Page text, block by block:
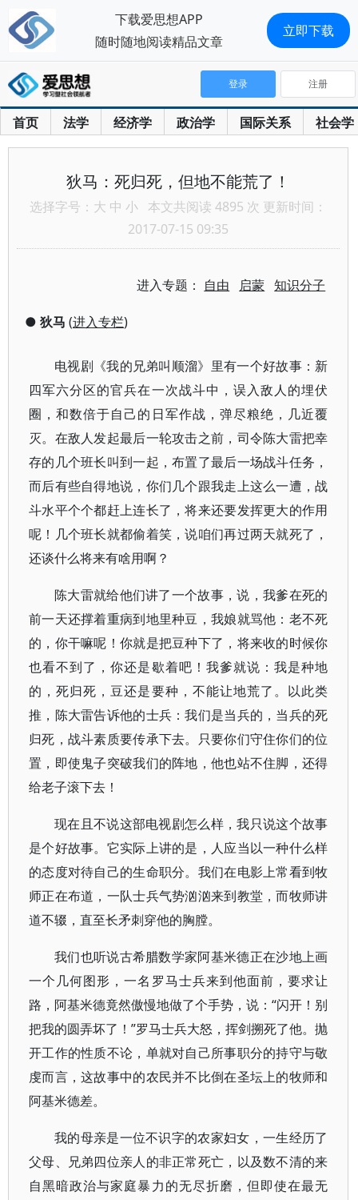
首页 法学 经济学 政治学 国际关系 社会学
登录 注册
狄马：死归死，但地不能荒了！
选择字号： 大 中 小 本文共阅读 4895 次 更新时间：
2017-07-15 09:35
进入专题： 自由 启蒙 知识分子
● 狄马 (进入专栏)
电视剧《我的兄弟叫顺溜》里有一个好故事：新
四军六分区的官兵在一次战斗中，误入敌人的埋伏
圈，和数倍于自己的日军作战，弹尽粮绝，几近覆
灭。在敌人发起最后一轮攻击之前，司令陈大雷把幸
存的几个班长叫到一起，布置了最后一场战斗任务，
而后有些自得地说，你们几个跟我走上这么一遭，战
斗水平个个都赶上连长了，将来还要发挥更大的作用
呢！几个班长就都偷着笑，说咱们再过两天就死了，
还谈什么将来有啥用啊？
陈大雷就给他们讲了一个故事，说，我爹在死的
前一天还撑着重病到地里种豆，我娘就骂他：老不死
的，你干嘛呢！你就是把豆种下了，将来收的时候你
也看不到了，你还是歇着吧！我爹就说：我是种地
的，死归死，豆还是要种，不能让地荒了。以此类
推，陈大雷告诉他的士兵：我们是当兵的，当兵的死
归死，战斗素质要传承下去。只要你们守住你们的位
置，即使鬼子突破我们的阵地，他也站不住脚，还得
给老子滚下去！
现在且不说这部电视剧怎么样，我只说这个故事
是个好故事。它实际上讲的是，人应当以一种什么样
的态度对待自己的生命职分。我们在电影上常看到牧
师正在布道，一队士兵气势汹汹来到教堂，而牧师讲
道不辍，直至长矛刺穿他的胸膛。
我们也听说古希腊数学家阿基米德正在沙地上画
一个几何图形，一名罗马士兵来到他面前，要求让
路，阿基米德竟然傲慢地做了个手势，说：“闪开！别
把我的圆弄坏了！”罗马士兵大怒，挥剑搠死了他。抛
开工作的性质不论，单就对自己所事职分的持守与敬
虔而言，这故事中的农民并不比倒在圣坛上的牧师和
阿基米德差。
我的母亲是一位不识字的农家妇女，一生经历了
父母、兄弟四位亲人的非正常死亡，以及数不清的来
自黑暗政治与家庭暴力的无尽折磨，但即使在最无
下载爱思想APP
随时随地阅读精品文章
立即下载